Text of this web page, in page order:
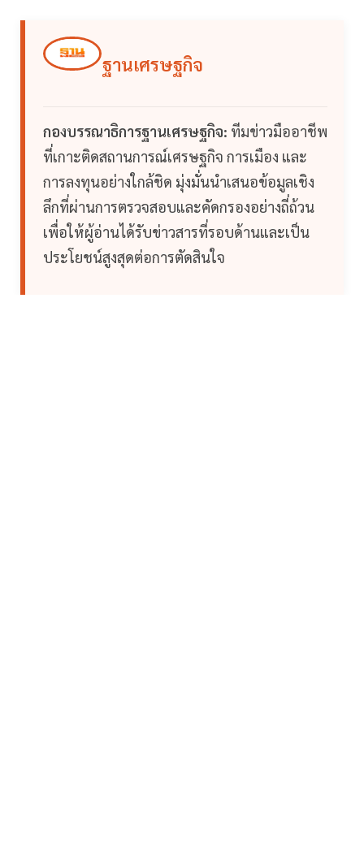
ฐานเศรษฐกิจ
กองบรรณาธิการฐานเศรษฐกิจ: ทีมข่าวมืออาชีพ
ที่เกาะติดสถานการณ์เศรษฐกิจ การเมือง และ
การลงทุนอย่างใกล้ชิด มุ่งมั่นนำเสนอข้อมูลเชิง
ลึกที่ผ่านการตรวจสอบและคัดกรองอย่างถี่ถ้วน
เพื่อให้ผู้อ่านได้รับข่าวสารที่รอบด้านและเป็น
ประโยชน์สูงสุดต่อการตัดสินใจ